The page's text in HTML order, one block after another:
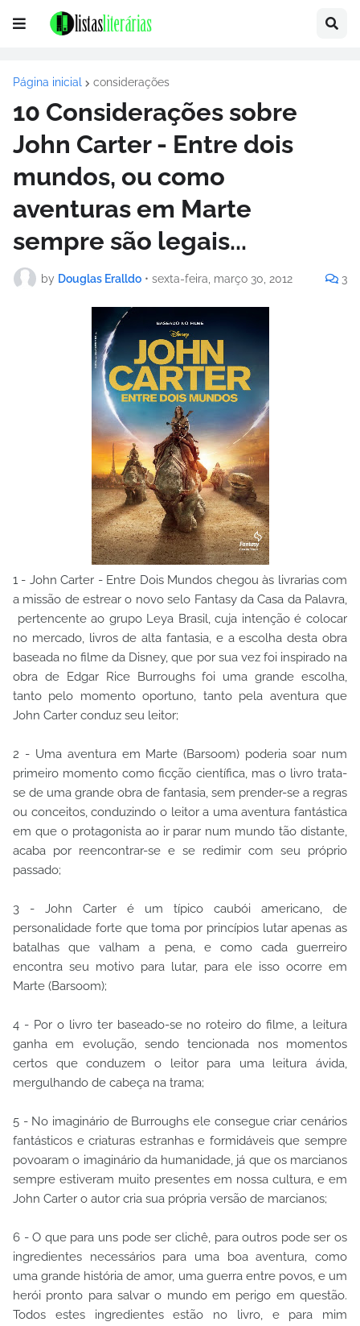
Página inicial considerações
10 Considerações sobre
John Carter - Entre dois
mundos, ou como
aventuras em Marte
sempre são legais...
by Douglas Eralldo • sexta-feira, março 30, 2012 3
1 - John Carter - Entre Dois Mundos chegou às livrarias com
a missão de estrear o novo selo Fantasy da Casa da Palavra,
pertencente ao grupo Leya Brasil, cuja intenção é colocar
no mercado, livros de alta fantasia, e a escolha desta obra
baseada no filme da Disney, que por sua vez foi inspirado na
obra de Edgar Rice Burroughs foi uma grande escolha,
tanto pelo momento oportuno, tanto pela aventura que
John Carter conduz seu leitor;
2 - Uma aventura em Marte (Barsoom) poderia soar num
primeiro momento como ficção científica, mas o livro trata-
se de uma grande obra de fantasia, sem prender-se a regras
ou conceitos, conduzindo o leitor a uma aventura fantástica
em que o protagonista ao ir parar num mundo tão distante,
acaba por reencontrar-se e se redimir com seu próprio
passado;
3 - John Carter é um típico caubói americano, de
personalidade forte que toma por princípios lutar apenas as
batalhas que valham a pena, e como cada guerreiro
encontra seu motivo para lutar, para ele isso ocorre em
Marte (Barsoom);
4 - Por o livro ter baseado-se no roteiro do filme, a leitura
ganha em evolução, sendo tencionada nos momentos
certos que conduzem o leitor para uma leitura ávida,
mergulhando de cabeça na trama;
5 - No imaginário de Burroughs ele consegue criar cenários
fantásticos e criaturas estranhas e formidáveis que sempre
povoaram o imaginário da humanidade, já que os marcianos
sempre estiveram muito presentes em nossa cultura, e em
John Carter o autor cria sua própria versão de marcianos;
6 - O que para uns pode ser clichê, para outros pode ser os
ingredientes necessários para uma boa aventura, como
uma grande história de amor, uma guerra entre povos, e um
herói pronto para salvar o mundo em perigo em questão.
Todos estes ingredientes estão no livro, e para mim